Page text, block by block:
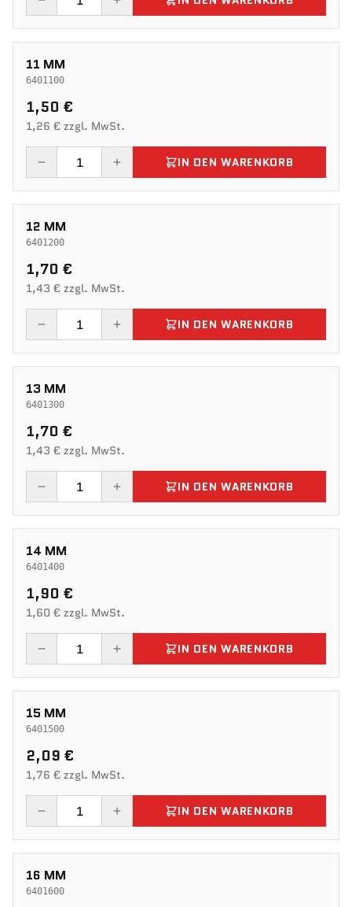
11 MM
6401100
1,50 €
1,26 € zzgl. MwSt.
IN DEN WARENKORB
12 MM
6401200
1,70 €
1,43 € zzgl. MwSt.
IN DEN WARENKORB
13 MM
6401300
1,70 €
1,43 € zzgl. MwSt.
IN DEN WARENKORB
14 MM
6401400
1,90 €
1,60 € zzgl. MwSt.
IN DEN WARENKORB
15 MM
6401500
2,09 €
1,76 € zzgl. MwSt.
IN DEN WARENKORB
16 MM
6401600